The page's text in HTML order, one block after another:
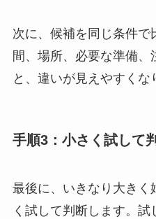
次に、候補を同じ条件で
間、場所、必要な準備、
と、違いが見えやすくな
手順3：小さく試して
最後に、いきなり大きく
く試して判断します。試